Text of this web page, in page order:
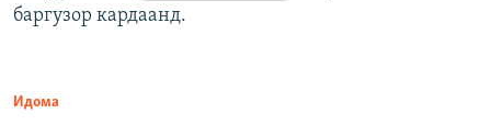
баргузор кардаанд.
Идома